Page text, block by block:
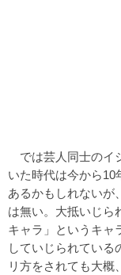
では芸人同士のイ
いた時代は今から10
あるかもしれないが
は無い。大抵いじら
キャラ」というキャ
していじられている
リ方をされても大概